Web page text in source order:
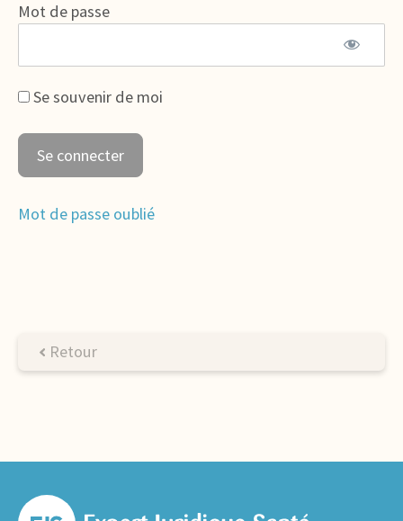
Mot de passe
Se souvenir de moi
Mot de passe oublié
Retour